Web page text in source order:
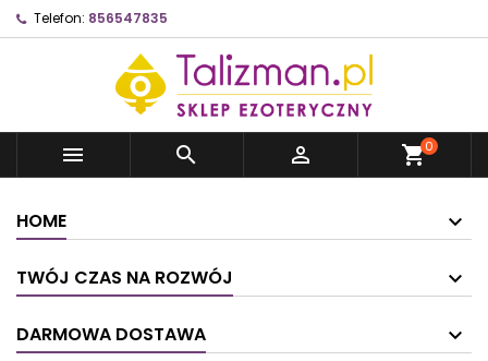
Telefon: 856547835
   shopping_cart0
HOME
TWÓJ CZAS NA ROZWÓJ
DARMOWA DOSTAWA